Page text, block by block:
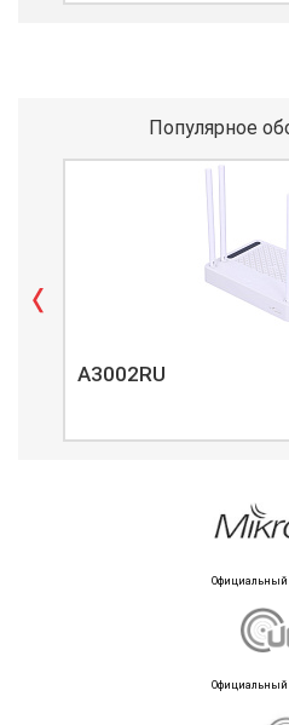
Популярное
A3002RU
Официальный
Официальный